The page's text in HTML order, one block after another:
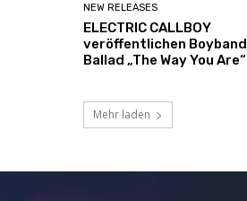
NEW RELEASES
ELECTRIC CALLBOY
veröffentlichen Boyband
Ballad „The Way You Are“
Mehr laden